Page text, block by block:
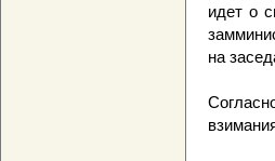
идет о
на